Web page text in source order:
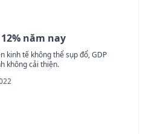
năm nay
kinh tế không thể sụp đổ, GDP
không cải thiện.